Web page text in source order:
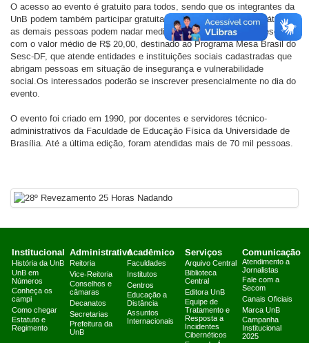
O acesso ao evento é gratuito para todos, sendo que os integrantes da
UnB podem também participar gratuitamente das atividades aquáticas e
as demais pessoas podem nadar mediante a doação de um kit escolar,
com o valor médio de R$ 20,00, destinado ao Programa Mesa Brasil do
Sesc-DF, que atende entidades e instituições sociais cadastradas que
abrigam pessoas em situação de insegurança e vulnerabilidade
social.Os interessados poderão se inscrever presencialmente no dia do
evento.
O evento foi criado em 1990, por docentes e servidores técnico-
administrativos da Faculdade de Educação Física da Universidade de
Brasília. Até a última edição, foram atendidas mais de 70 mil pessoas.
Institucional
História da UnB
UnB em
Números
Conheça os
campi
Como chegar
Estatuto e
Regimento
Administrativo
Reitoria
Vice-Reitoria
Conselhos e
câmaras
Decanatos
Secretarias
Prefeitura da
UnB
Acadêmico
Faculdades
Institutos
Centros
Educação a
Distância
Assuntos
Internacionais
Serviços
Arquivo Central
Biblioteca
Central
Editora UnB
Equipe de
Tratamento e
Resposta a
Incidentes
Cibernéticos
Comunicação
Atendimento a
Jornalistas
Fale com a
Secom
Canais Oficiais
Marca UnB
Campanha
Institucional
2025